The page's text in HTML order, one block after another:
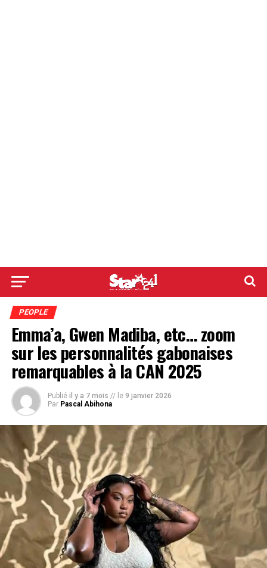
PEOPLE
Emma’a, Gwen Madiba, etc… zoom
sur les personnalités gabonaises
remarquables à la CAN 2025
Publié il y a 7 mois // le 9 janvier 2026
Par Pascal Abihona